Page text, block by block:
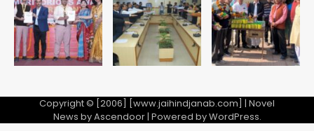
2
अब पहला स्थान हासिल करना लक्ष्य: डीएम
Team JHJ
फरार आरोपी
Team JHJ
Copyright © [2006] [www.jaihindjanab.com] | Novel
News byAscendoor| Powered byWordPress.